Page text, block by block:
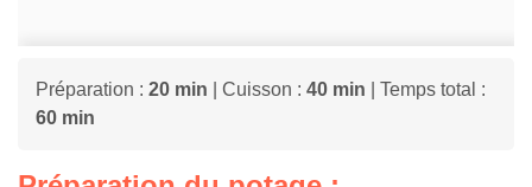
Préparation : 20 min | Cuisson : 40 min | Temps total :
60 min